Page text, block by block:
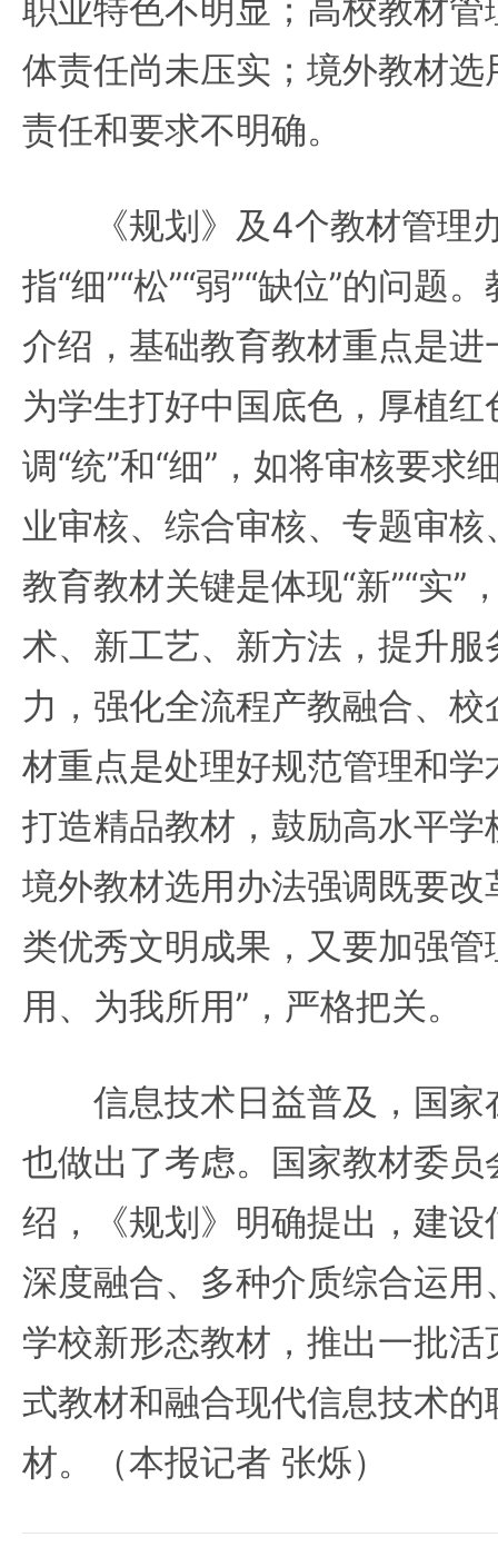
职业特色不明显；高校教材管
体责任尚未压实；境外教材选
责任和要求不明确。
《规划》及4个教材管理
指“细”“松”“弱”“缺位”的问题
介绍，基础教育教材重点是
为学生打好中国底色，厚植
调“统”和“细”，如将审核要求
业审核、综合审核、专题审
教育教材关键是体现“新”“实”
术、新工艺、新方法，提升
力，强化全流程产教融合、
材重点是处理好规范管理和
打造精品教材，鼓励高水平
境外教材选用办法强调既要
类优秀文明成果，又要加强管
用、为我所用”，严格把关。
信息技术日益普及，国家
也做出了考虑。国家教材委
绍，《规划》明确提出，建
深度融合、多种介质综合运
学校新形态教材，推出一批
式教材和融合现代信息技术
材。（本报记者 张烁）